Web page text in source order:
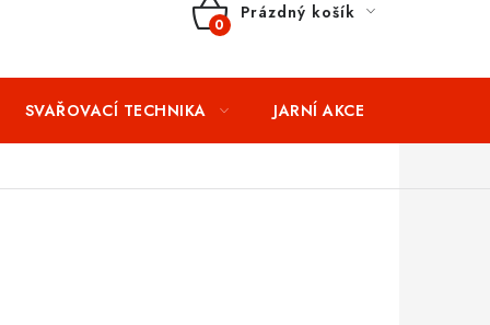
NÁKUPNÍ
Prázdný košík
SVAŘOVACÍ TECHNIKA JARNÍ AKCE